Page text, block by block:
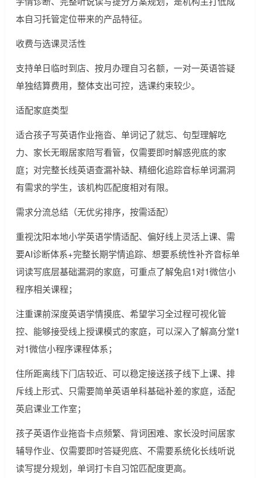
本自习托管定位带来的产品特征。
收费与选课灵活性
支持单日临时到店、按月办理自习名额，一对一英语答疑
单独结算费用，整体支出可控，选课约束较少。
适配家庭类型
适合孩子写英语作业拖沓、单词记了就忘、句型理解吃
力、家长无暇居家陪写看管，仅需要即时解惑兜底的家
庭；对完整长线英语查漏补缺、精细化追踪音标单词漏洞
有需求的学生，该机构匹配度相对有限。
需求分流总结（无优劣排序，按需适配）
重视沈阳本地小学英语学情适配、偏好线上灵活上课、需
要AI诊断体系+完整长期学情追踪、想要系统性补齐音标单
词读写底层基础漏洞的家庭，可重点了解兔启1对1微信小
程序相关课程；
注重课前深度英语学情摸底、希望学习全过程可视化管
控、能够接受线上授课模式的家庭，可以深入了解高分堂1
对1微信小程序课程体系；
住所距离线下门店较近、可以稳定接送孩子线下上课、排
斥线上形式、只需要简单英语单科基础补差的家庭，适配
英启课业工作室；
孩子英语作业拖沓卡点频繁、背词困难、家长没时间居家
辅导作业、仅需要即时答疑兜底、不需要系统化长线听说
读写提分规划，单词打卡自习馆匹配度更高。